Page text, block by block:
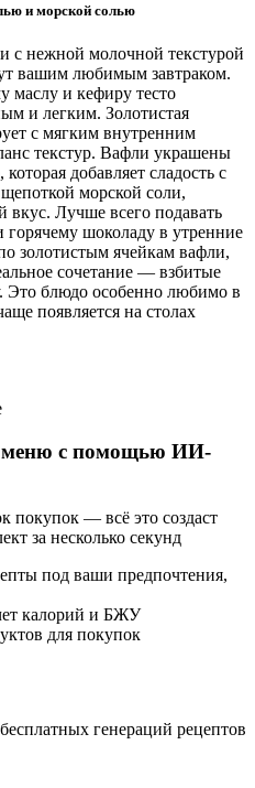
и морской солью
с нежной молочной текстурой
вашим любимым завтраком.
маслу и кефиру тесто
и легким. Золотистая
с мягким внутренним
текстур. Вафли украшены
добавляет сладость с
морской соли,
Лучше всего подавать
шоколаду в утренние
золотистым ячейкам вафли,
сочетание — взбитые
Это блюдо особенно любимо в
появляется на столах
меню с помощью ИИ-
покупок — всё это создаст
за несколько секунд
под ваши предпочтения,
калорий и БЖУ
для покупок
генераций рецептов